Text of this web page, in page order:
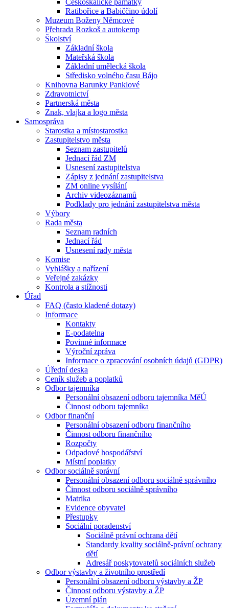
Českoskalické památky
Ratibořice a Babiččino údolí
Muzeum Boženy Němcové
Přehrada Rozkoš a autokemp
Školství
Základní škola
Mateřská škola
Základní umělecká škola
Středisko volného času Bájo
Knihovna Barunky Panklové
Zdravotnictví
Partnerská města
Znak, vlajka a logo města
Samospráva
Starostka a místostarostka
Zastupitelstvo města
Seznam zastupitelů
Jednací řád ZM
Usnesení zastupitelstva
Zápisy z jednání zastupitelstva
ZM online vysílání
Archiv videozáznamů
Podklady pro jednání zastupitelstva města
Výbory
Rada města
Seznam radních
Jednací řád
Usnesení rady města
Komise
Vyhlášky a nařízení
Veřejné zakázky
Kontrola a stížnosti
Úřad
FAQ (často kladené dotazy)
Informace
Kontakty
E-podatelna
Povinné informace
Výroční zpráva
Informace o zpracování osobních údajů (GDPR)
Úřední deska
Ceník služeb a poplatků
Odbor tajemníka
Personální obsazení odboru tajemníka MěÚ
Činnost odboru tajemníka
Odbor finanční
Personální obsazení odboru finančního
Činnost odboru finančního
Rozpočty
Odpadové hospodářství
Místní poplatky
Odbor sociálně správní
Personální obsazení odboru sociálně správního
Činnost odboru sociálně správního
Matrika
Evidence obyvatel
Přestupky
Sociální poradenství
Sociálně právní ochrana dětí
Standardy kvality sociálně-právní ochrany
dětí
Adresář poskytovatelů sociálních služeb
Odbor výstavby a životního prostředí
Personální obsazení odboru výstavby a ŽP
Činnost odboru výstavby a ŽP
Územní plán